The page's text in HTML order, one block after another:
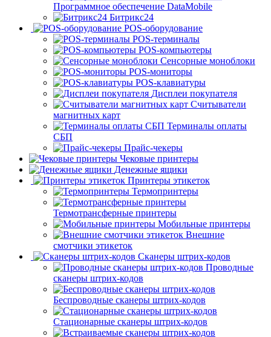
Программное обеспечение DataMobile
Битрикс24
POS-оборудование
POS-терминалы
POS-компьютеры
Сенсорные моноблоки
POS-мониторы
POS-клавиатуры
Дисплеи покупателя
Считыватели
магнитных карт
Терминалы оплаты
СБП
Прайс-чекеры
Чековые принтеры
Денежные ящики
Принтеры этикеток
Термопринтеры
Термотрансферные принтеры
Мобильные принтеры
Внешние
смотчики этикеток
Сканеры штрих-кодов
Проводные
сканеры штрих-кодов
Беспроводные сканеры штрих-кодов
Стационарные сканеры штрих-кодов